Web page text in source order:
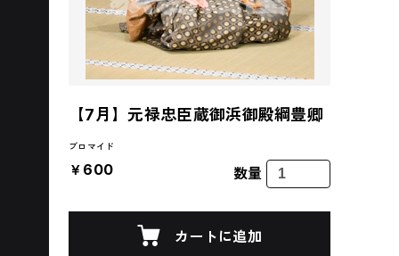
【7月】元禄忠臣蔵御浜御殿綱豊卿
ブロマイド
￥600 数量
カートに追加